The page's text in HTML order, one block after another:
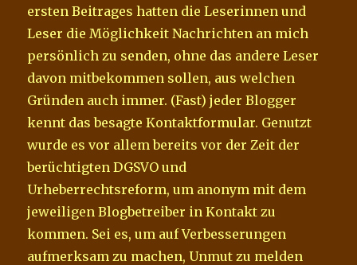
ersten Beitrages hatten die Leserinnen und
Leser die Möglichkeit Nachrichten an mich
persönlich zu senden, ohne das andere Leser
davon mitbekommen sollen, aus welchen
Gründen auch immer. (Fast) jeder Blogger
kennt das besagte Kontaktformular. Genutzt
wurde es vor allem bereits vor der Zeit der
berüchtigten DGSVO und
Urheberrechtsreform, um anonym mit dem
jeweiligen Blogbetreiber in Kontakt zu
kommen. Sei es, um auf Verbesserungen
aufmerksam zu machen, Unmut zu melden